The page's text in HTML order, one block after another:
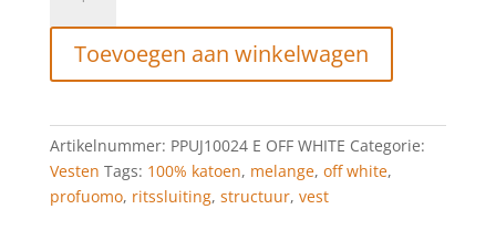
white
vest
met
aantal
Toevoegen aan winkelwagen
Artikelnummer: PPUJ10024 E OFF WHITE Categorie:
Vesten Tags: 100% katoen, melange, off white,
profuomo, ritssluiting, structuur, vest